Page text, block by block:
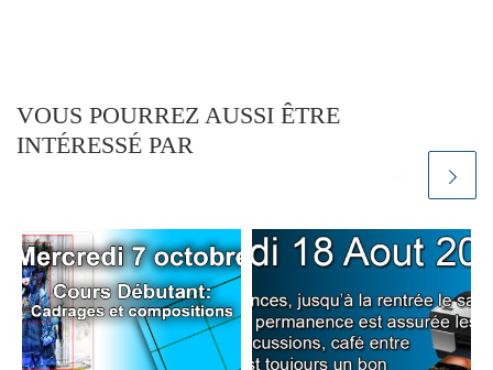
VOUS POURREZ AUSSI ÊTRE
INTÉRESSÉ PAR